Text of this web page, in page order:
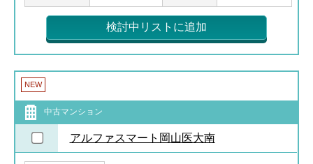
検討中リストに追加
NEW
中古マンション
アルファスマート岡山医大南